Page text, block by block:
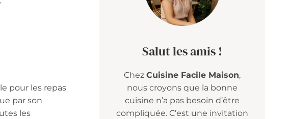
pour les repas
par son
les
Salut les amis !
Chez Cuisine Facile Maison,
nous croyons que la bonne
cuisine n’a pas besoin d’être
compliquée. C’est une invitation